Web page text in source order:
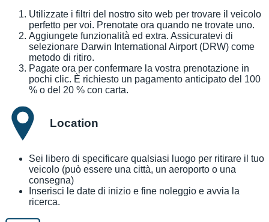
Utilizzate i filtri del nostro sito web per trovare il veicolo
perfetto per voi. Prenotate ora quando ne trovate uno.
Aggiungete funzionalità ed extra. Assicuratevi di
selezionare Darwin International Airport (DRW) come
metodo di ritiro.
Pagate ora per confermare la vostra prenotazione in
pochi clic. È richiesto un pagamento anticipato del 100
% o del 20 % con carta.
Location
Sei libero di specificare qualsiasi luogo per ritirare il tuo
veicolo (può essere una città, un aeroporto o una
consegna)
Inserisci le date di inizio e fine noleggio e avvia la
ricerca.